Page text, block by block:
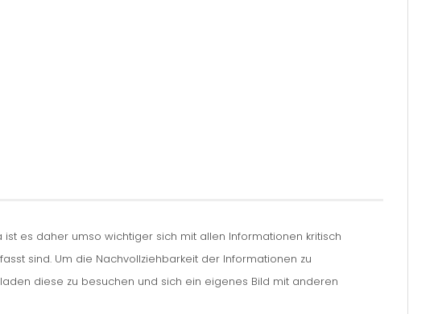
es daher umso wichtiger sich mit allen Informationen kritisch
sind. Um die Nachvollziehbarkeit der Informationen zu
diese zu besuchen und sich ein eigenes Bild mit anderen